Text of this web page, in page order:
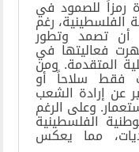
رمزاً للصمود في
الفلسطينية، رغم
أن تصمد وتطور
فعاليتها في
المتقدمة. ومن
فقط سلاحاً أو
عن إرادة الشعب
وعلى الرغم
الفلسطينية
مما يعكس